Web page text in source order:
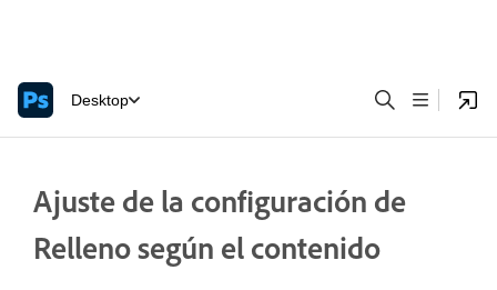
Desktop
Ajuste de la configuración de
Relleno según el contenido